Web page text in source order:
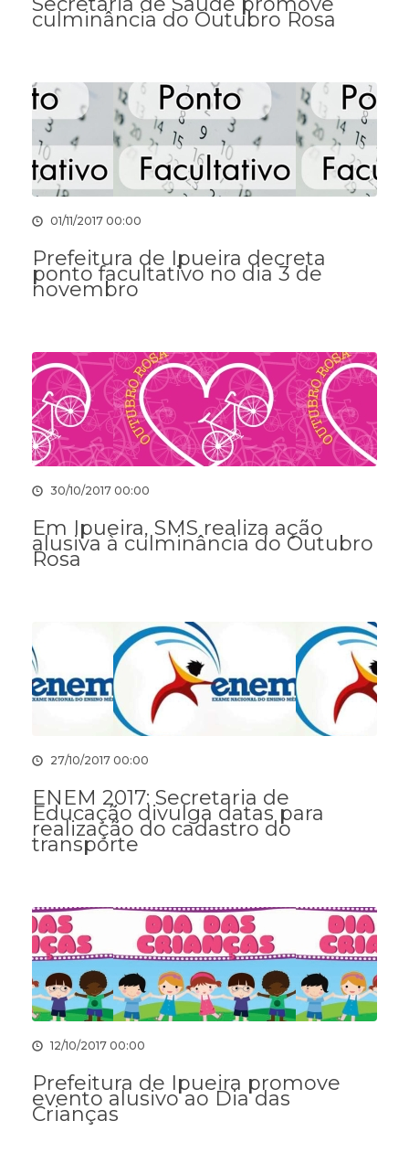
culminância do Outubro Rosa
01/11/2017 00:00
Prefeitura de Ipueira decreta
ponto facultativo no dia 3 de
novembro
30/10/2017 00:00
Em Ipueira, SMS realiza ação
alusiva à culminância do Outubro
Rosa
27/10/2017 00:00
ENEM 2017: Secretaria de
Educação divulga datas para
realização do cadastro do
transporte
12/10/2017 00:00
Prefeitura de Ipueira promove
evento alusivo ao Dia das
Crianças